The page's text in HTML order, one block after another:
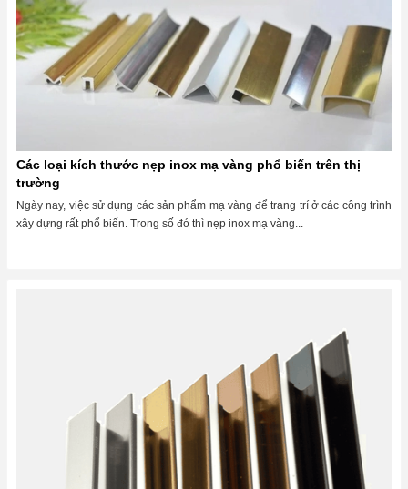
Các loại kích thước nẹp inox mạ vàng phổ biến trên thị
trường
Ngày nay, việc sử dụng các sản phẩm mạ vàng để trang trí ở các công trình
xây dựng rất phổ biến. Trong số đó thì nẹp inox mạ vàng...